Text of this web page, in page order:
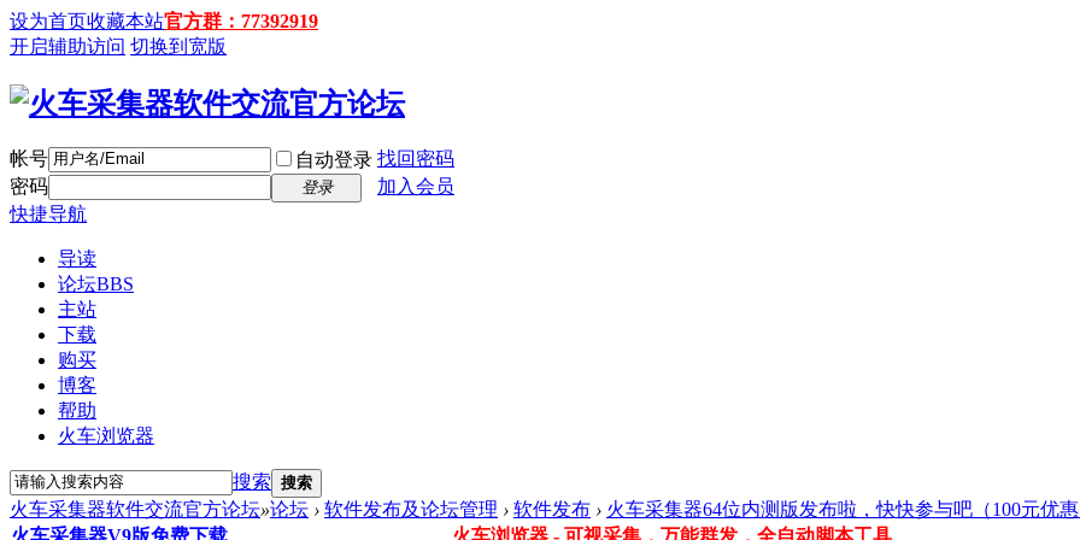
设为首页收藏本站官方群：77392919
开启辅助访问 切换到宽版
帐号 自动登录 找回密码
密码
登录
加入会员
快捷导航
导读
论坛BBS
主站
下载
购买
博客
帮助
火车浏览器
搜索 搜索
火车采集器软件交流官方论坛»论坛 › 软件发布及论坛管理 › 软件发布 › 火车采集器64位内测版发布啦，快快参与吧（100元优
火车采集器V9版免费下载
火车浏览器 - 可视采集，万能群发，全自动脚本工具